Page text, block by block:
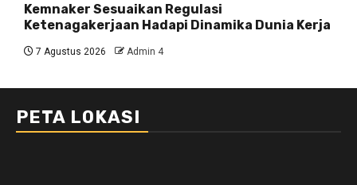
Kemnaker Sesuaikan Regulasi
Ketenagakerjaan Hadapi Dinamika Dunia Kerja
7 Agustus 2026 Admin 4
PETA LOKASI